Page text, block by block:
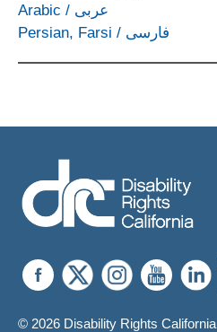
Arabic / عربى
Persian, Farsi / فارسی
© 2026 Disability Rights California